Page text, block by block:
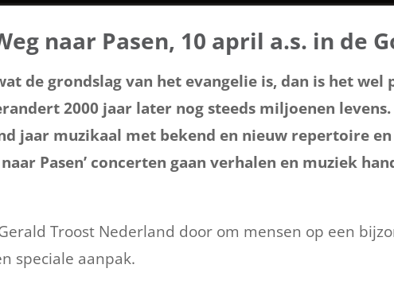
naar Pasen, 10 april a.s. in de
de grondslag van het evangelie is, dan is het wel
2000 jaar later nog steeds miljoenen
jaar muzikaal met bekend en nieuw repertoire
naar Pasen’ concerten gaan verhalen en muziek
Gerald Troost Nederland door om mensen op een
speciale aanpak.